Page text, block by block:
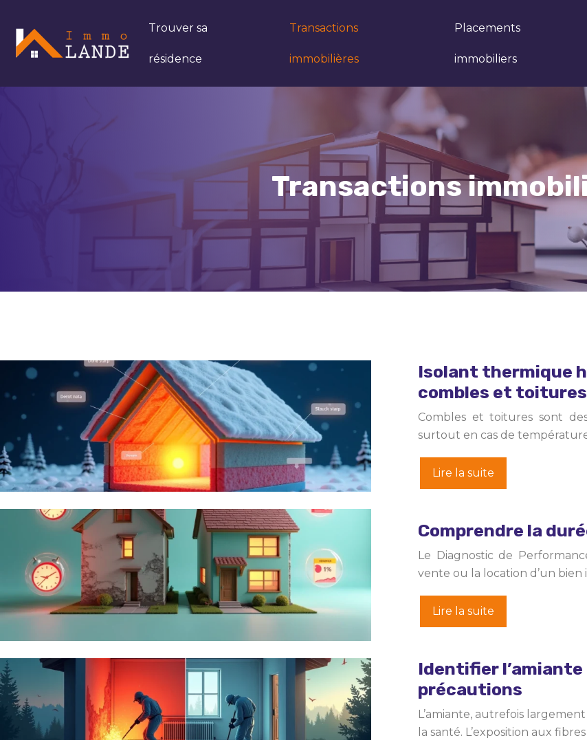
Trouver sa
résidence
Transactions
immobilières
Placements
immobiliers
Transactions
Isolant thermique
combles et toitures
Combles et toitures sont
surtout en cas de
Lire la suite
Comprendre la
Le Diagnostic de
vente ou la location d’un bien
Lire la suite
Identifier l’amiante
précautions
L’amiante, autrefois
la santé. L’exposition aux